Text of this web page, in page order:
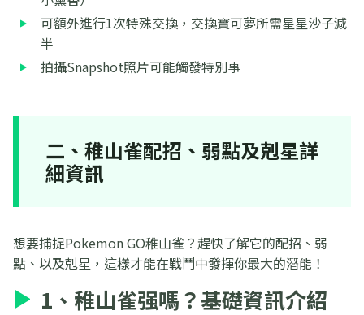
可額外進行1次特殊交換，交換寶可夢所需星星沙子減
半
拍攝Snapshot照片可能觸發特別事
二、稚山雀配招、弱點及剋星詳
細資訊
想要捕捉Pokemon GO稚山雀？趕快了解它的配招、弱
點、以及剋星，這樣才能在戰鬥中發揮你最大的潛能！
1、稚山雀强嗎？基礎資訊介紹